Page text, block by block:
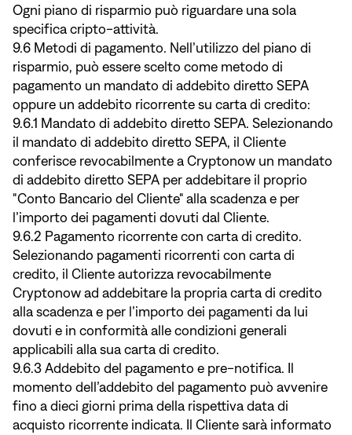
Ogni piano di risparmio può riguardare una sola
specifica cripto-attività.
9.6 Metodi di pagamento. Nell’utilizzo del piano di
risparmio, può essere scelto come metodo di
pagamento un mandato di addebito diretto SEPA
oppure un addebito ricorrente su carta di credito:
9.6.1 Mandato di addebito diretto SEPA. Selezionando
il mandato di addebito diretto SEPA, il Cliente
conferisce revocabilmente a Cryptonow un mandato
di addebito diretto SEPA per addebitare il proprio
"Conto Bancario del Cliente" alla scadenza e per
l’importo dei pagamenti dovuti dal Cliente.
9.6.2 Pagamento ricorrente con carta di credito.
Selezionando pagamenti ricorrenti con carta di
credito, il Cliente autorizza revocabilmente
Cryptonow ad addebitare la propria carta di credito
alla scadenza e per l’importo dei pagamenti da lui
dovuti e in conformità alle condizioni generali
applicabili alla sua carta di credito.
9.6.3 Addebito del pagamento e pre-notifica. Il
momento dell’addebito del pagamento può avvenire
fino a dieci giorni prima della rispettiva data di
acquisto ricorrente indicata. Il Cliente sarà informato